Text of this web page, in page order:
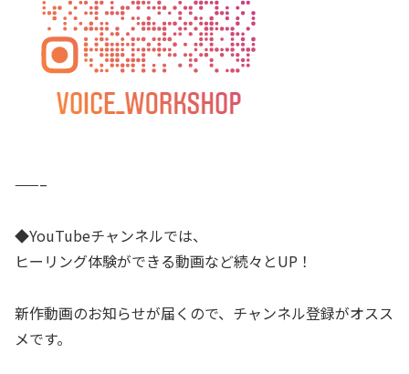
——–
◆YouTubeチャンネルでは、
ヒーリング体験ができる動画など続々とUP！
新作動画のお知らせが届くので、チャンネル登録がオスス
メです。